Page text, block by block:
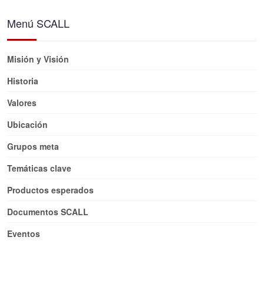
Menú SCALL
Misión y Visión
Historia
Valores
Ubicación
Grupos meta
Temáticas clave
Productos esperados
Documentos SCALL
Eventos